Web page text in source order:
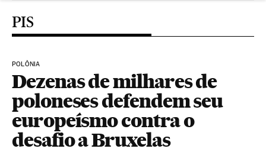
PIS
POLÔNIA
Dezenas de milhares de
poloneses defendem seu
europeísmo contra o
desafio a Bruxelas